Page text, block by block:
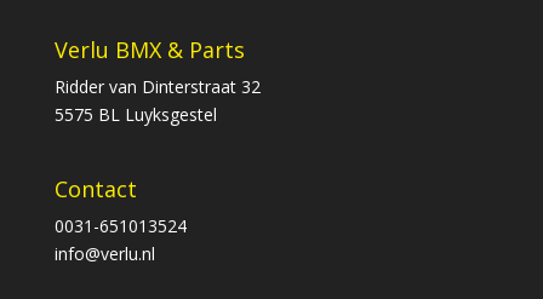
Verlu BMX & Parts
Ridder van Dinterstraat 32
5575 BL Luyksgestel
Contact
0031-651013524
info@verlu.nl